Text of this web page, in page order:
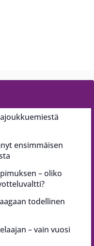
ensimmäisen
– oliko
todellinen
– vain vuosi